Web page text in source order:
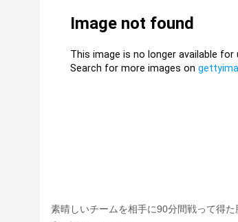
素晴しいチームを相手に90分間戦って得